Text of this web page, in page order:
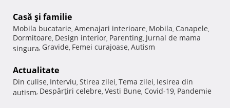
Casă şi familie
Mobila bucatarie, Amenajari interioare, Mobila, Canapele,
Dormitoare, Design interior, Parenting, Jurnal de mama
singura, Gravide, Femei curajoase, Autism
Actualitate
Din culise, Interviu, Stirea zilei, Tema zilei, Iesirea din
autism, Despărţiri celebre, Vesti Bune, Covid-19, Pandemie